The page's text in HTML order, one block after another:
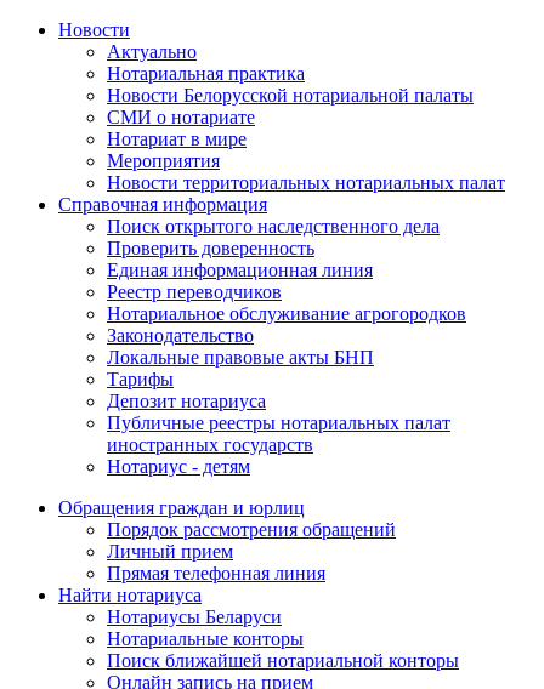
Новости
Актуально
Нотариальная практика
Новости Белорусской нотариальной палаты
СМИ о нотариате
Нотариат в мире
Мероприятия
Новости территориальных нотариальных палат
Справочная информация
Поиск открытого наследственного дела
Проверить доверенность
Единая информационная линия
Реестр переводчиков
Нотариальное обслуживание агрогородков
Законодательство
Локальные правовые акты БНП
Тарифы
Депозит нотариуса
Публичные реестры нотариальных палат
иностранных государств
Нотариус - детям
Обращения граждан и юрлиц
Порядок рассмотрения обращений
Личный прием
Прямая телефонная линия
Найти нотариуса
Нотариусы Беларуси
Нотариальные конторы
Поиск ближайшей нотариальной конторы
Онлайн запись на прием